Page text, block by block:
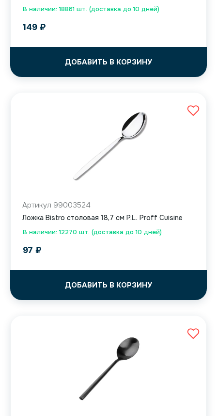
В наличии: 18861 шт. (доставка до 10 дней)
149 ₽
ДОБАВИТЬ В КОРЗИНУ
В наличии: 12270 шт. (доставка до 10 дней)
Артикул 99003524
Ложка Bistro столовая 18,7 см P.L. Proff Cuisine
97 ₽
ДОБАВИТЬ В КОРЗИНУ